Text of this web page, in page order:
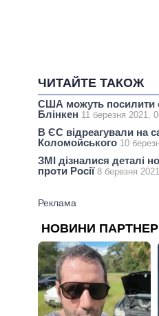
ЧИТАЙТЕ ТАКОЖ
США можуть посилити
Блінкен 11 березня 2021,
В ЄС відреагували на
Коломойського 10
ЗМІ дізналися деталі
проти Росії 8 березня